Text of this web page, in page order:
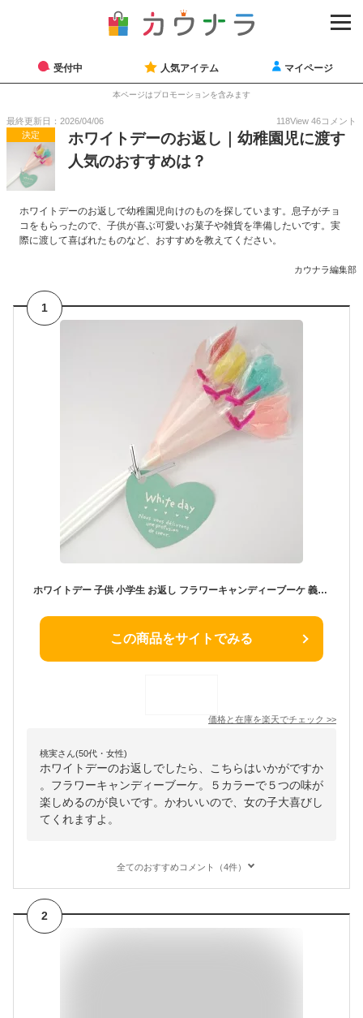
受付中 人気アイテム マイページ
本ページはプロモーションを含みます
最終更新日：2026/04/06 118View 46コメント
決定
ホワイトデーのお返し｜幼稚園児に渡す
人気のおすすめは？
ホワイトデーのお返しで幼稚園児向けのものを探しています。息子がチョ
コをもらったので、子供が喜ぶ可愛いお菓子や雑貨を準備したいです。実
際に渡して喜ばれたものなど、おすすめを教えてください。
カウナラ編集部
1
ホワイトデー 子供 小学生 お返し フラワーキャンディーブーケ 義理 お配り 義理返し
この商品をサイトでみる
価格と在庫を楽天でチェック >>
桃実さん(50代・女性)
ホワイトデーのお返しでしたら、こちらはいかがですか
。フラワーキャンディーブーケ。５カラーで５つの味が
楽しめるのが良いです。かわいいので、女の子大喜びし
てくれますよ。
全てのおすすめコメント（4件）
2